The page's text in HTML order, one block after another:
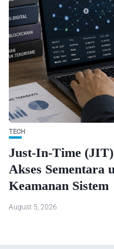
TECH
Just-In-Time
Akses Sementara
Keamanan Sistem
August 5, 2026